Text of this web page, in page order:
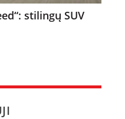
stilingų SUV